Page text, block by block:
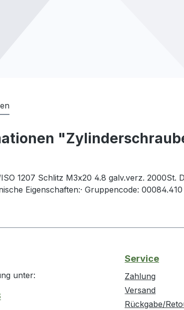
1207 Schlitz M3x20 4.8 galv.verz.
Eigenschaften:· Gruppencode: 00084.410
unter:
Service
Zahlung
Versand
Rückgabe/